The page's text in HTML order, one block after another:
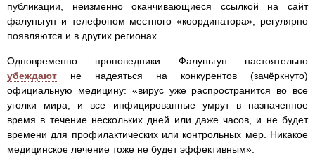
публикации, неизменно оканчивающиеся ссылкой на сайт
фалуньгун и телефоном местного «координатора», регулярно
появляются и в других регионах.
Одновременно проповедники Фалуньгун настоятельно
убеждают не надеяться на конкурентов (зачёркнуто)
официальную медицину: «вирус уже распространится во все
уголки мира, и все инфицированные умрут в назначенное
время в течение нескольких дней или даже часов, и не будет
времени для профилактических или контрольных мер. Никакое
медицинское лечение тоже не будет эффективным».